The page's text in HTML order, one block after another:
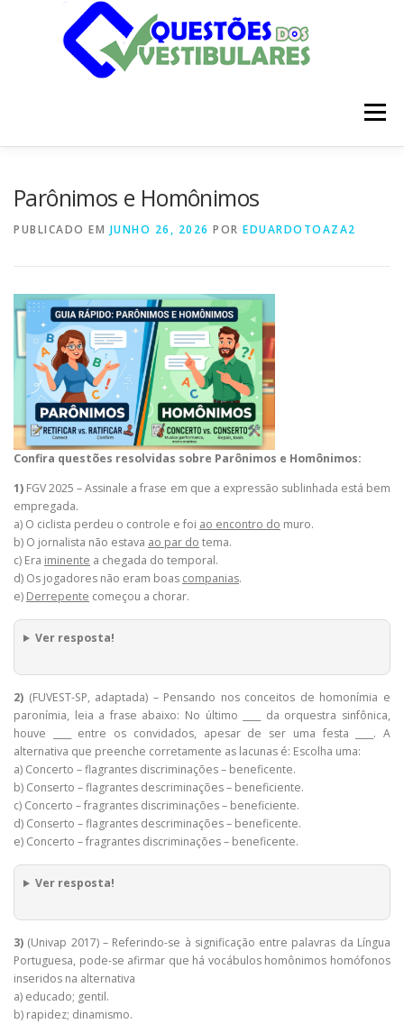
Menu
Parônimos e Homônimos
PUBLICADO EM JUNHO 26, 2026 POR EDUARDOTOAZA2
Confira questões resolvidas sobre Parônimos e Homônimos:
1) FGV 2025 – Assinale a frase em que a expressão sublinhada está bem
empregada.
a) O ciclista perdeu o controle e foi ao encontro do muro.
b) O jornalista não estava ao par do tema.
c) Era iminente a chegada do temporal.
d) Os jogadores não eram boas companias.
e) Derrepente começou a chorar.
Ver resposta!
2) (FUVEST-SP, adaptada) – Pensando nos conceitos de homonímia e
paronímia, leia a frase abaixo: No último ____ da orquestra sinfônica,
houve ____ entre os convidados, apesar de ser uma festa ____. A
alternativa que preenche corretamente as lacunas é: Escolha uma:
a) Concerto – flagrantes discriminações – beneficente.
b) Conserto – flagrantes descriminações – beneficiente.
c) Concerto – fragrantes discriminações – beneficiente.
d) Conserto – flagrantes descriminações – beneficente.
e) Concerto – fragrantes discriminações – beneficente.
Ver resposta!
3) (Univap 2017) – Referindo-se à significação entre palavras da Língua
Portuguesa, pode-se afirmar que há vocábulos homônimos homófonos
inseridos na alternativa
a) educado; gentil.
b) rapidez; dinamismo.